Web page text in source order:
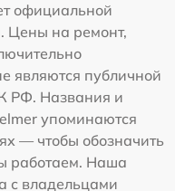
официальной
Цены на ремонт,
являются публичной
РФ. Названия и
упоминаются
— чтобы обозначить
работаем. Наша
с владельцами